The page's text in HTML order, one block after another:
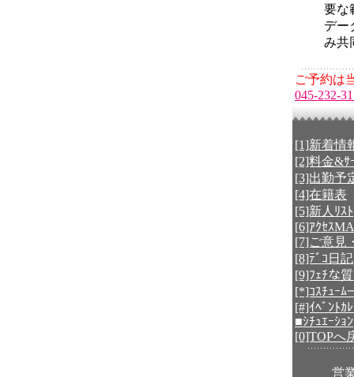
要な
デー
み共
ご予約は
045-232-
[1]新着情
[2]料金&ｻ
[3]出勤予
[4]在籍表
[5]新人ﾘｽﾄ
[6]ｱｸｾｽ
[7]ご意見
[8]ﾃﾞｺ日記
[9]ﾌｪﾁな
[*]ｺｽﾁｭｰﾑ
[#]ｲﾍﾞﾝﾄｶ
■ｼﾁｭｴｰｼｮﾝ
[0]TOPへ
営